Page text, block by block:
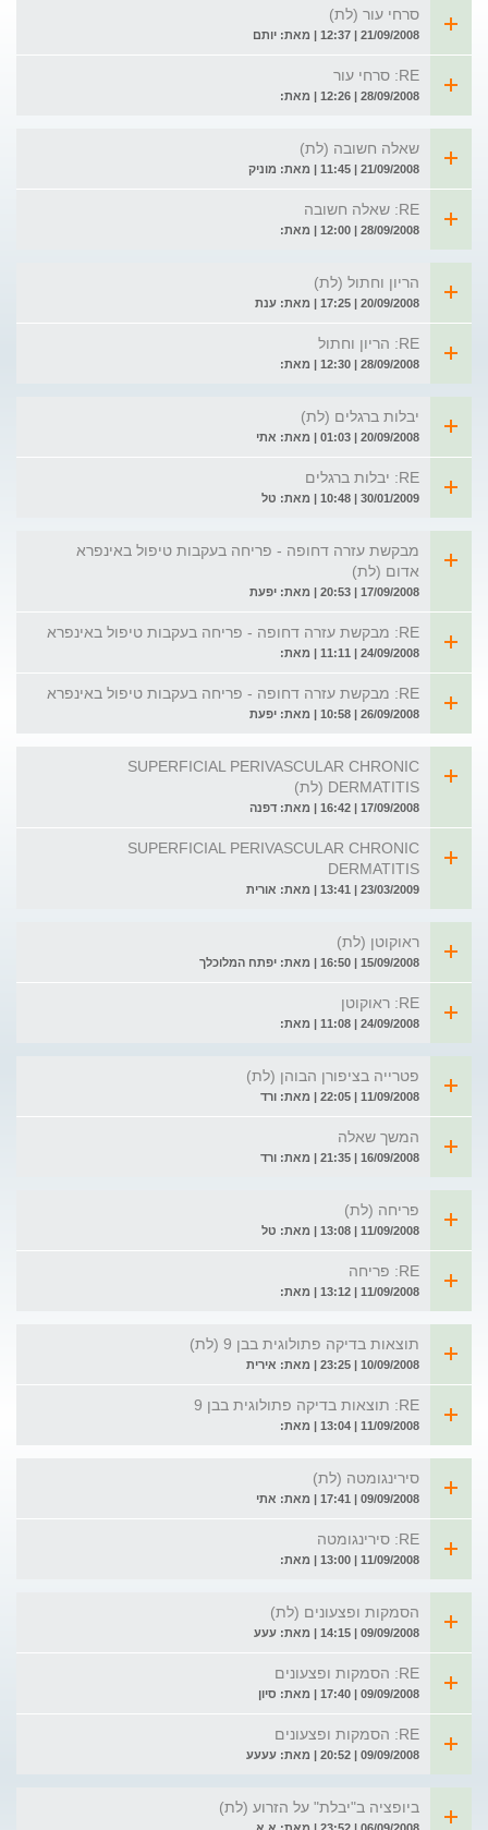
סרחי עור (לת)
21/09/2008 | 12:37 | מאת: יותם
RE: סרחי עור
28/09/2008 | 12:26 | מאת:
שאלה חשובה (לת)
21/09/2008 | 11:45 | מאת: מוניק
RE: שאלה חשובה
28/09/2008 | 12:00 | מאת:
הריון וחתול (לת)
20/09/2008 | 17:25 | מאת: ענת
RE: הריון וחתול
28/09/2008 | 12:30 | מאת:
יבלות ברגלים (לת)
20/09/2008 | 01:03 | מאת: אתי
RE: יבלות ברגלים
30/01/2009 | 10:48 | מאת: טל
מבקשת עזרה דחופה - פריחה בעקבות טיפול באינפרא
אדום (לת)
17/09/2008 | 20:53 | מאת: יפעת
RE: מבקשת עזרה דחופה - פריחה בעקבות טיפול באינפרא
24/09/2008 | 11:11 | מאת:
RE: מבקשת עזרה דחופה - פריחה בעקבות טיפול באינפרא
26/09/2008 | 10:58 | מאת: יפעת
SUPERFICIAL PERIVASCULAR CHRONIC
DERMATITIS (לת)
17/09/2008 | 16:42 | מאת: דפנה
SUPERFICIAL PERIVASCULAR CHRONIC
DERMATITIS
23/03/2009 | 13:41 | מאת: אורית
ראוקוטן (לת)
15/09/2008 | 16:50 | מאת: יפתח המלוכלך
RE: ראוקוטן
24/09/2008 | 11:08 | מאת:
פטרייה בציפורן הבוהן (לת)
11/09/2008 | 22:05 | מאת: ורד
המשך שאלה
16/09/2008 | 21:35 | מאת: ורד
פריחה (לת)
11/09/2008 | 13:08 | מאת: טל
RE: פריחה
11/09/2008 | 13:12 | מאת:
תוצאות בדיקה פתולוגית בבן 9 (לת)
10/09/2008 | 23:25 | מאת: אירית
RE: תוצאות בדיקה פתולוגית בבן 9
11/09/2008 | 13:04 | מאת:
סירינגומטה (לת)
09/09/2008 | 17:41 | מאת: אתי
RE: סירינגומטה
11/09/2008 | 13:00 | מאת:
הסמקות ופצעונים (לת)
09/09/2008 | 14:15 | מאת: עעע
RE: הסמקות ופצעונים
09/09/2008 | 17:40 | מאת: סיון
RE: הסמקות ופצעונים
09/09/2008 | 20:52 | מאת: עעעע
ביופציה ב"יבלת" על הזרוע (לת)